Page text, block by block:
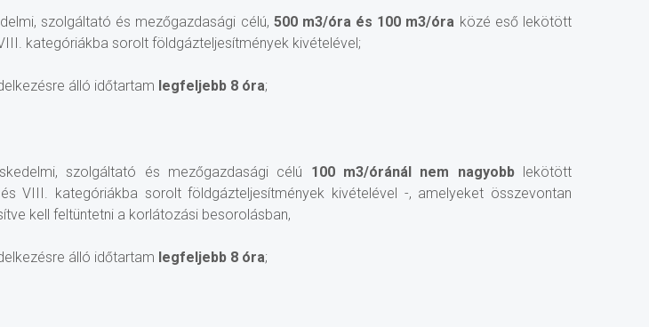
szolgáltató és mezőgazdasági célú, 500 m3/óra és 100 m3/óra közé eső lekötött
kategóriákba sorolt földgázteljesítmények kivételével;
álló időtartam legfeljebb 8 óra;
szolgáltató és mezőgazdasági célú 100 m3/óránál nem nagyobblekötött
VIII. kategóriákba sorolt földgázteljesítmények kivételével -, amelyeket összevontan
kell feltüntetni a korlátozási besorolásban,
álló időtartam legfeljebb 8 óra;